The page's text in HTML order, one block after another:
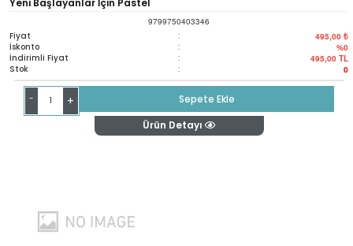
9799750403346
Fiyat : 495,00 ₺
İskonto : %0
İndirimli Fiyat : 495,00 TL
Stok : 0
- +
Sepete Ekle
Ürün Detayı